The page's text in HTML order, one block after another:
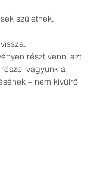
születnek.
részt venni azt
vagyunk a
– nem kívülről